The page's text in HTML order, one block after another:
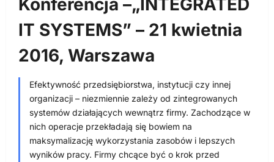
Konferencja –„INTEGRATED
IT SYSTEMS” – 21 kwietnia
2016, Warszawa
Efektywność przedsiębiorstwa, instytucji czy innej
organizacji – niezmiennie zależy od zintegrowanych
systemów działających wewnątrz firmy. Zachodzące w
nich operacje przekładają się bowiem na
maksymalizację wykorzystania zasobów i lepszych
wyników pracy. Firmy chcące być o krok przed